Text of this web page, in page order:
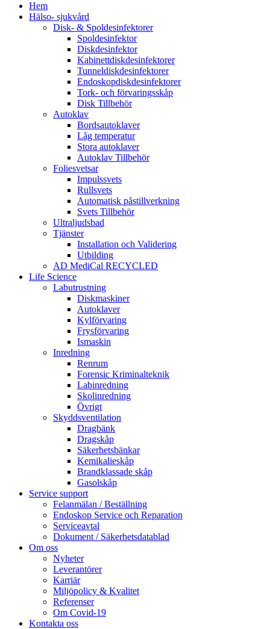
Hem
Hälso- sjukvård
Disk- & Spoldesinfektorer
Spoldesinfektor
Diskdesinfektor
Kabinettdiskdesinfektorer
Tunneldiskdesinfektorer
Endoskopdiskdesinfektorer
Tork- och förvaringsskåp
Disk Tillbehör
Autoklav
Bordsautoklaver
Låg temperatur
Stora autoklaver
Autoklav Tillbehör
Foliesvetsar
Impulssvets
Rullsvets
Automatisk påstillverkning
Svets Tillbehör
Ultraljudsbad
Tjänster
Installation och Validering
Utbilding
AD MediCal RECYCLED
Life Science
Labutrustning
Diskmaskiner
Autoklaver
Kylförvaring
Frysförvaring
Ismaskin
Inredning
Renrum
Forensic Kriminalteknik
Labinredning
Skolinredning
Övrigt
Skyddsventilation
Dragbänk
Dragskåp
Säkerhetsbänkar
Kemikalieskåp
Brandklassade skåp
Gasolskåp
Service support
Felanmälan / Beställning
Endoskop Service och Reparation
Serviceavtal
Dokument / Säkerhetsdatablad
Om oss
Nyheter
Leverantörer
Karriär
Miljöpolicy & Kvalitet
Referenser
Om Covid-19
Kontakta oss